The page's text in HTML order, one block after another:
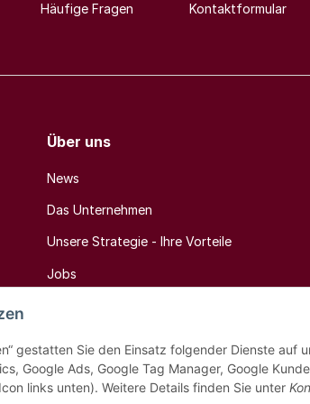
gestatten Sie den Einsatz folgender Dienste auf
Google Ads, Google Tag Manager, Google
links unten). Weitere Details finden Sie unter
Häufige Fragen Kontaktformular
Über uns
News
Das Unternehmen
Unsere Strategie - Ihre Vorteile
Jobs